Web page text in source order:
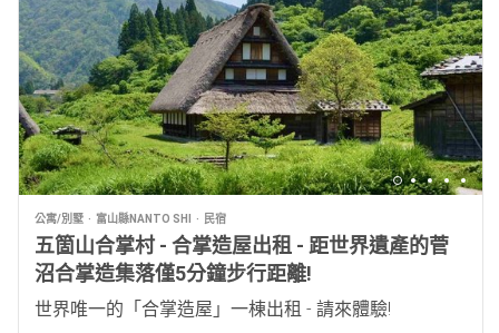
公寓/別墅 富山縣NANTO SHI 民宿
五箇山合掌村 - 合掌造屋出租 - 距世界遺產的菅
沼合掌造集落僅5分鐘步行距離!
世界唯一的「合掌造屋」一棟出租 - 請來體驗!